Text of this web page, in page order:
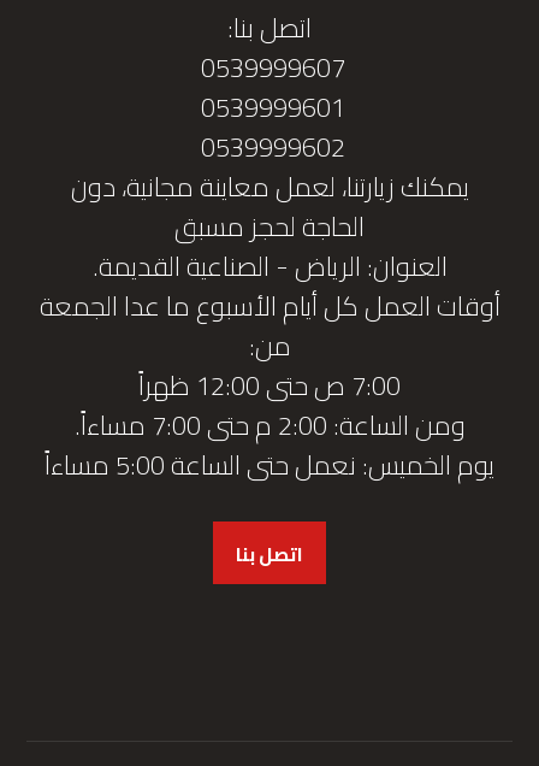
اتصل بنا:
0539999607
0539999601
0539999602
يمكنك زيارتنا، لعمل معاينة مجانية، دون
الحاجة لحجز مسبق
العنوان: الرياض - الصناعية القديمة.
أوقات العمل كل أيام الأسبوع ما عدا الجمعة
من:
7:00 ص حتى 12:00 ظهراً
ومن الساعة: 2:00 م حتى 7:00 مساءاً.
يوم الخميس: نعمل حتى الساعة 5:00 مساءاً
اتصل بنا